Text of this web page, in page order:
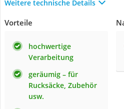
Weitere technische Details
Vorteile
hochwertige
Verarbeitung
geräumig – für
Rucksäcke, Zubehör
usw.